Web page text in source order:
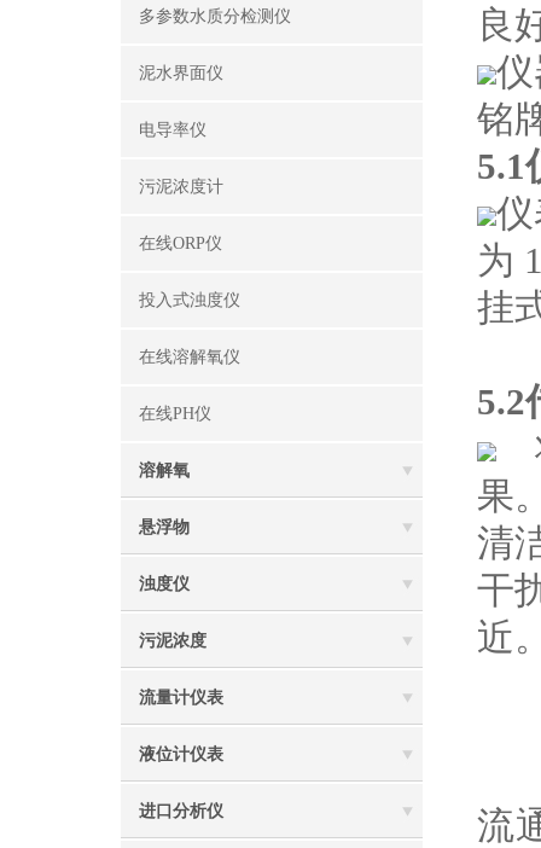
多参数水质分检测仪
泥水界面仪
电导率仪
污泥浓度计
在线ORP仪
投入式浊度仪
在线溶解氧仪
在线PH仪
溶解氧
悬浮物
浊度仪
污泥浓度
流量计仪表
液位计仪表
进口分析仪
良
铭
5.1
为
挂
5.2
果
清
干
近
流